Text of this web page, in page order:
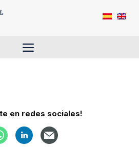
Menú
en redes sociales!